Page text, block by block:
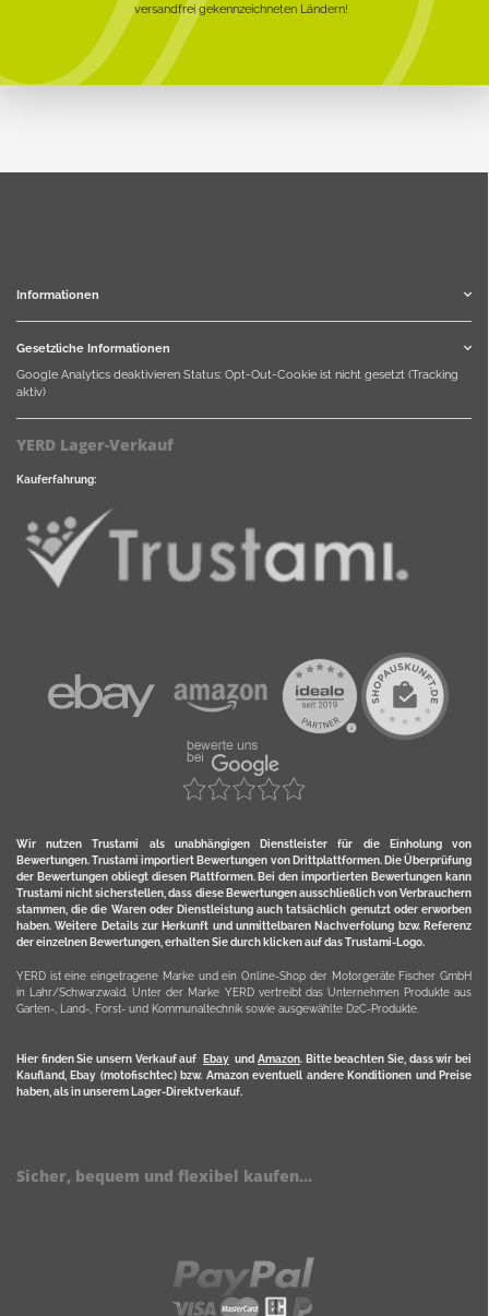
versandfrei gekennzeichneten Ländern!
Informationen
Gesetzliche Informationen
Google Analytics deaktivieren Status: Opt-Out-Cookie ist nicht gesetzt (Tracking
aktiv)
YERD Lager-Verkauf
Kauferfahrung:
Wir nutzen Trustami als unabhängigen Dienstleister für die Einholung von
Bewertungen. Trustami importiert Bewertungen von Drittplattformen. Die Überprüfung
der Bewertungen obliegt diesen Plattformen. Bei den importierten Bewertungen kann
Trustami nicht sicherstellen, dass diese Bewertungen ausschließlich von Verbrauchern
stammen, die die Waren oder Dienstleistung auch tatsächlich genutzt oder erworben
haben. Weitere Details zur Herkunft und unmittelbaren Nachverfolung bzw. Referenz
der einzelnen Bewertungen, erhalten Sie durch klicken auf das Trustami-Logo.
YERD ist eine eingetragene Marke und ein Online-Shop der Motorgeräte Fischer GmbH
in Lahr/Schwarzwald. Unter der Marke YERD vertreibt das Unternehmen Produkte aus
Garten-, Land-, Forst- und Kommunaltechnik sowie ausgewählte D2C-Produkte.
Hier finden Sie unsern Verkauf auf Ebayund Amazon. Bitte beachten Sie, dass wir bei
Kaufland, Ebay (motofischtec) bzw. Amazon eventuell andere Konditionen und Preise
haben, als in unserem Lager-Direktverkauf.
Sicher, bequem und flexibel kaufen...